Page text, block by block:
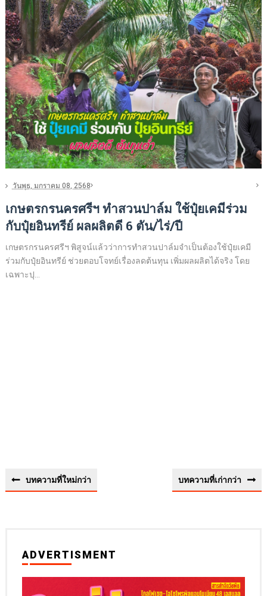
วันพุธ, มกราคม 08, 2568
เกษตรกรนครศรีฯ ทำสวนปาล์ม ใช้ปุ๋ยเคมีร่วม
กับปุ๋ยอินทรีย์ ผลผลิตดี 6 ตัน/ไร่/ปี
เกษตรกรนครศรีฯ พิสูจน์แล้วว่าการทำสวนปาล์มจำเป็นต้องใช้ปุ๋ยเคมี
ร่วมกับปุ๋ยอินทรีย์ ช่วยตอบโจทย์เรื่องลดต้นทุน เพิ่มผลผลิตได้จริง โดย
เฉพาะปุ...
บทความที่ใหม่กว่า บทความที่เก่ากว่า
ADVERTISMENT